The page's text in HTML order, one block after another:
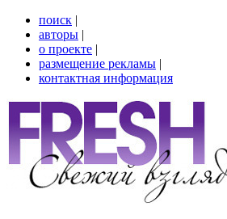
поиск |
авторы |
о проекте |
размещение рекламы |
контактная информация